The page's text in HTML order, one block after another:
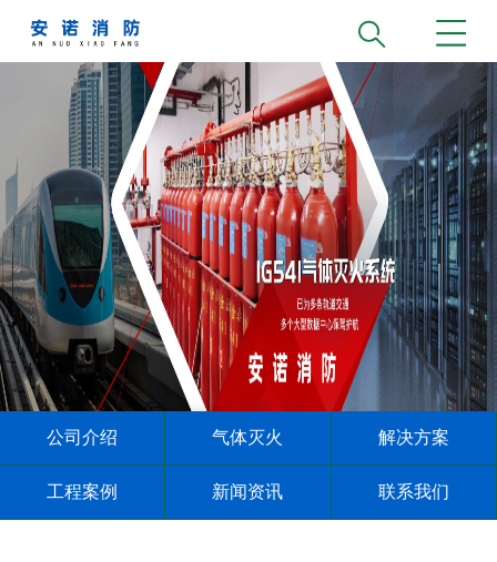
公司介绍 气体灭火 解决方案
工程案例 新闻资讯 联系我们